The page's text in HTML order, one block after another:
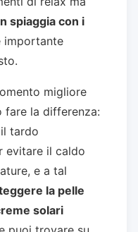
spiaggia con i
importante
migliore
fare la differenza:
tardo
evitare il caldo
e a tal
la pelle
solari